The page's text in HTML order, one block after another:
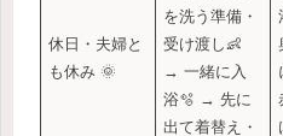
休日・夫婦と
も休み 🌞
を洗う準備・
受け渡し👶
→ 一緒に入
浴🫧 → 先に
出て着替え・